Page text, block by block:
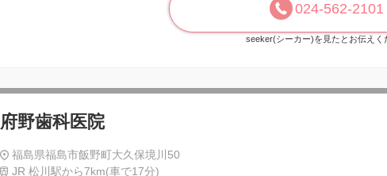
024-562-2101
seeker(シーカー)を見たとお伝えく
府野歯科医院
福島県福島市飯野町大久保境川50
JR 松川駅から7km(車で17分)